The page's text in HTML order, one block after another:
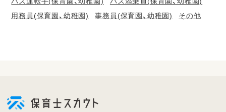
用務員(保育園、幼稚園)
事務員(保育園、幼稚園) その他
登